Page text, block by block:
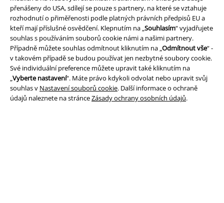
přenášeny do USA, sdílejí se pouze s partnery, na které se vztahuje
rozhodnutí o přiměřenosti podle platných právních předpisů EU a
kteří mají příslušné osvědčení. Klepnutím na „Souhlasím“ vyjadřujete
souhlas s používáním souborů cookie námi a našimi partnery.
Případně můžete souhlas odmítnout kliknutím na „Odmítnout vše“ -
v takovém případě se budou používat jen nezbytné soubory cookie.
Své individuální preference můžete upravit také kliknutím na
„Vyberte nastavení“. Máte právo kdykoli odvolat nebo upravit svůj
souhlas v Nastavení souborů cookie. Další informace o ochraně
údajů naleznete na stránceZásady ochrany osobních údajů.
Tímto souhlasím se zasíláním EMP Newslettru a souhlasím s tím, že
E.M.P. Merchandising mbH může zpracovávat mé osobní údaje a
pravidelně mi posílat informace o svých produktech. Mé osobní údaje
budou zpracovány v souladu s ustanovenímiOchrana osobních údajů.
Můj souhlas mohu kdykoliv odvolat na odhlašovací odkaz/link.
Unsubscribehere.
Odebírat